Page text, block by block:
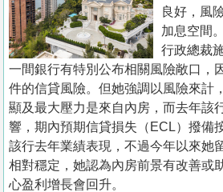
置
業
手
冊
關
於
我
們
良好，風
加息空間
行政總裁
一間銀行有特別公布相關風險敞口，
件的信貸風險。但她強調以風險來計
顯及最大壓力是來自內房，而去年該
響，期內預期信貸損失（ECL）撥備
該行去年業績表現，不過今年以來她
相對穩定，她認為內房前景有改善或
心盈利增長會回升。